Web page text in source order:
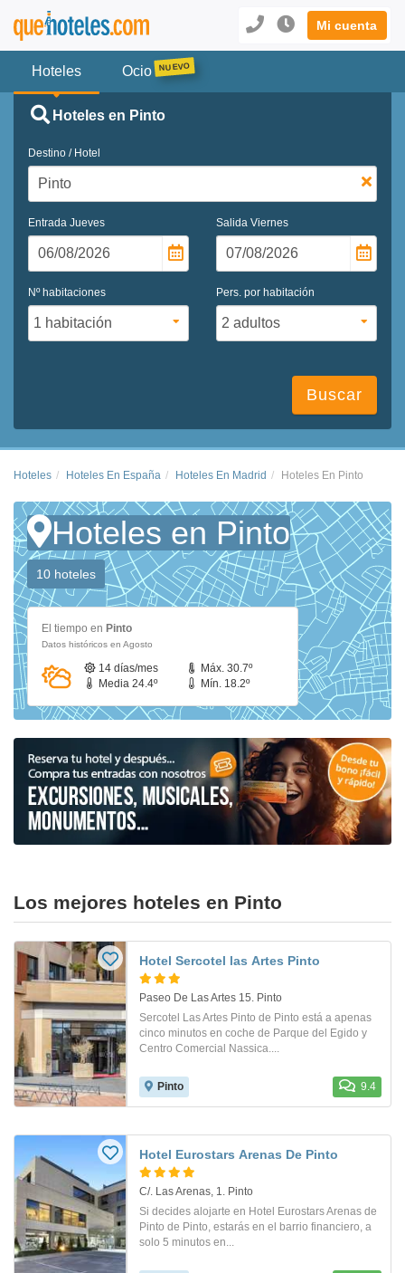
Mi cuenta
Hoteles Ocio
Hoteles en Pinto
Destino / Hotel
Entrada Jueves Salida Viernes
Nº habitaciones Pers. por habitación
Buscar
Hoteles Hoteles En España Hoteles En Madrid Hoteles En Pinto
Hoteles en Pinto
10 hoteles
El tiempo en Pinto
Datos históricos en Agosto
14 días/mes
Máx. 30.7º
Media 24.4º
Mín. 18.2º
Los mejores hoteles en Pinto
Hotel Sercotel las Artes Pinto
Paseo De Las Artes 15. Pinto
Sercotel Las Artes Pinto de Pinto está a apenas
cinco minutos en coche de Parque del Egido y
Centro Comercial Nassica....
Pinto 9.4
Hotel Eurostars Arenas De Pinto
C/. Las Arenas, 1. Pinto
Si decides alojarte en Hotel Eurostars Arenas de
Pinto de Pinto, estarás en el barrio financiero, a
solo 5 minutos en...